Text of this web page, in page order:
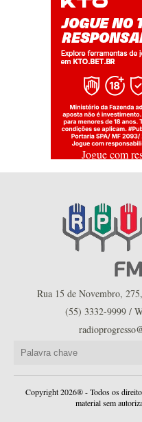
Jogue com
Rua 15 de Novembro,
(55) 3332-9999 /
Copyright 2026® - Todos os
material sem